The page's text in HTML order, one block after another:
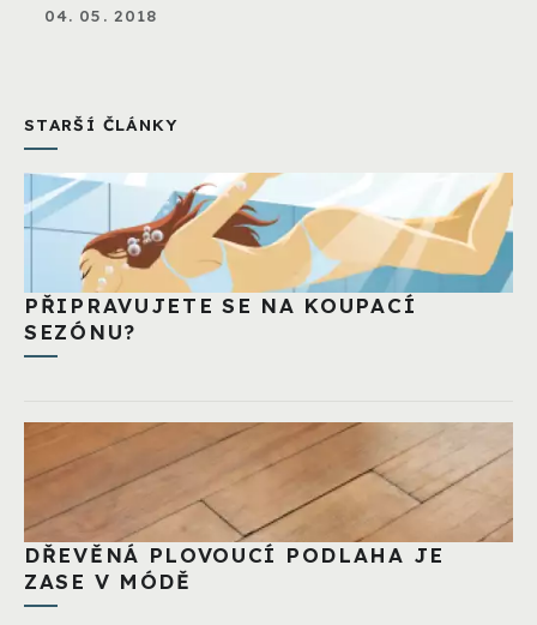
04. 05. 2018
STARŠÍ ČLÁNKY
PŘIPRAVUJETE SE NA KOUPACÍ
SEZÓNU?
DŘEVĚNÁ PLOVOUCÍ PODLAHA JE
ZASE V MÓDĚ